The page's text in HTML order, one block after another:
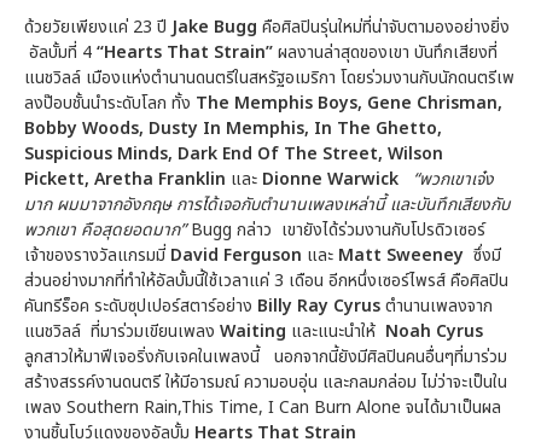
ด้วยวัยเพียงแค่ 23 ปี Jake Bugg คือศิลปินรุ่นใหม่ที่น่าจับตามองอย่างยิ่ง
อัลบั้มที่ 4“Hearts That Strain”ผลงานล่าสุดของเขา บันทึกเสียงที่
แนชวิลล์ เมืองแห่งตำนานดนตรีในสหรัฐอเมริกา โดยร่วมงานกับนักดนตรีเพ
ลงป๊อบชั้นนำระดับโลก ทั้ง The Memphis Boys, Gene Chrisman,
Bobby Woods, Dusty In Memphis, In The Ghetto,
Suspicious Minds, Dark End Of The Street, Wilson
Pickett, Aretha Franklin และ Dionne Warwick
“พวกเขาเจ๋ง
มาก ผมมาจากอังกฤษ การได้เจอกับตำนานเพลงเหล่านี้ และบันทึกเสียงกับ
พวกเขา คือสุดยอดมาก”Bugg กล่าว เขายังได้ร่วมงานกับโปรดิวเซอร์
เจ้าของรางวัลแกรมมี่ David Ferguson และ Matt Sweeney ซึ่งมี
ส่วนอย่างมากที่ทำให้อัลบั้มนี้ใช้เวลาแค่ 3 เดือน อีกหนึ่งเซอร์ไพรส์ คือศิลปิน
คันทรีร็อค ระดับซุปเปอร์สตาร์อย่าง Billy Ray Cyrusตำนานเพลงจาก
แนชวิลล์ ที่มาร่วมเขียนเพลง Waiting และแนะนำให้ Noah Cyrus
ลูกสาวให้มาฟีเจอริ่งกับเจคในเพลงนี้ นอกจากนี้ยังมีศิลปินคนอื่นๆที่มาร่วม
สร้างสรรค์งานดนตรี ให้มีอารมณ์ ความอบอุ่น และกลมกล่อม ไม่ว่าจะเป็นใน
เพลง Southern Rain,This Time, I Can Burn Alone จนได้มาเป็นผล
งานชิ้นโบว์แดงของอัลบั้ม Hearts That Strain